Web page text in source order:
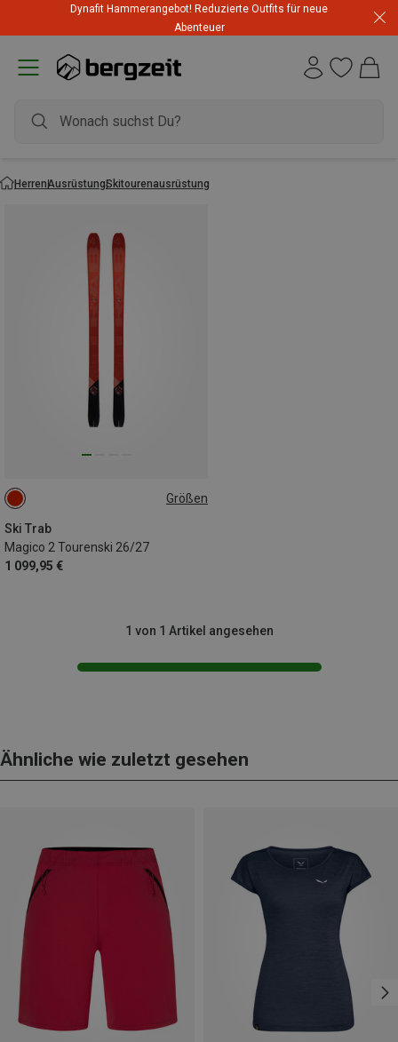
Dynafit Hammerangebot! Reduzierte Outfits für neue
Abenteuer
HerrenAusrüstungSkitourenausrüstung
Größen
Ski Trab
Magico 2 Tourenski 26/27
1 099,95 €
157CM
1 von 1 Artikel angesehen
Ähnliche wie zuletzt gesehen